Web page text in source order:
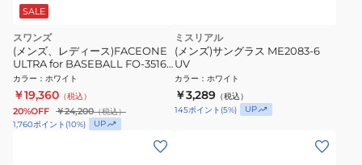
SALE
スワンズ
(メンズ、レディース)FACEONE
ULTRA for BASEBALL FO-3516
MAW サングラス UV
カラー ： ホワイト
￥19,360 （税込）
20%OFF ￥24,200（税込）
1,760ポイント (10%) UP
ミスリアル
(メンズ)サングラス ME2083-6
UV
カラー ： ホワイト
￥3,289 （税込）
145ポイント (5%) UP